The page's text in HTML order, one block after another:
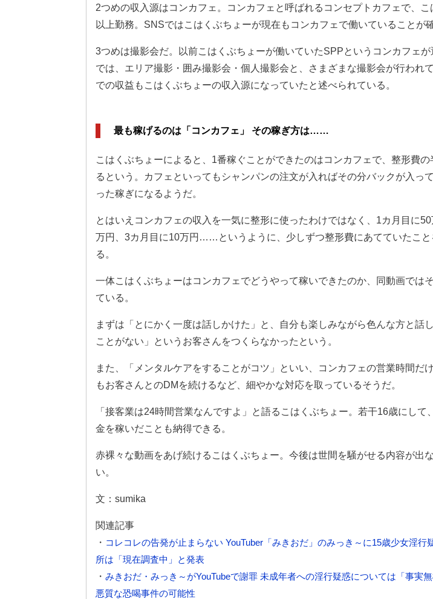
2つめの収入源はコンカフェ。コンカフェと呼ばれるコンセプトカフェで、
以上勤務。SNSではこはくぶちょーが現在もコンカフェで働いていることが
3つめは撮影会だ。以前こはくぶちょーが働いていたSPPというコンカフェ
では、エリア撮影・囲み撮影会・個人撮影会と、さまざまな撮影会が行われ
での収益もこはくぶちょーの収入源になっていたと述べられている。
最も稼げるのは「コンカフェ」 その稼ぎ方は……
こはくぶちょーによると、1番稼ぐことができたのはコンカフェで、整形費
るという。カフェといってもシャンパンの注文が入ればその分バックが入っ
った稼ぎになるようだ。
とはいえコンカフェの収入を一気に整形に使ったわけではなく、1カ月目に
万円、3カ月目に10万円……というように、少しずつ整形費にあてていたこと
る。
一体こはくぶちょーはコンカフェでどうやって稼いできたのか、同動画では
ている。
まずは「とにかく一度は話しかけた」と、自分も楽しみながら色んな方と話
ことがない」というお客さんをつくらなかったという。
また、「メンタルケアをすることがコツ」といい、コンカフェの営業時間だ
もお客さんとのDMを続けるなど、細やかな対応を取っているそうだ。
「接客業は24時間営業なんですよ」と語るこはくぶちょー。若干16歳にして
金を稼いだことも納得できる。
赤裸々な動画をあげ続けるこはくぶちょー。今後は世間を騒がせる内容が出
い。
文：sumika
関連記事
・ コレコレの告発が止まらない YouTuber「みきおだ」のみっき～に15歳少女淫行
所は「現在調査中」と発表
・ みきおだ・みっき～がYouTubeで謝罪 未成年者への淫行疑惑については「事実
悪質な恐喝事件の可能性